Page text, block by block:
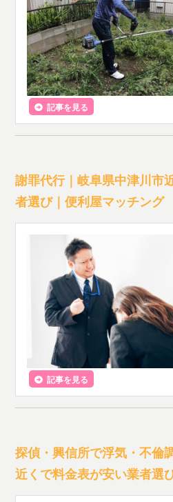
記事を見る
謝罪代行｜岐阜県中津川市
者選び｜便利屋マッチング
記事を見る
探偵・興信所で浮気・不倫
近くで料金表が安い業者選